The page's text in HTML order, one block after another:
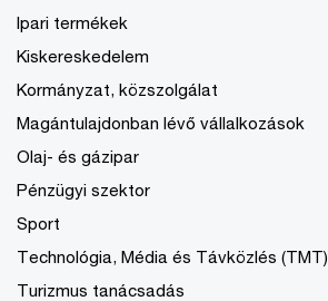
Ipari termékek
Kiskereskedelem
Kormányzat, közszolgálat
Magántulajdonban lévő vállalkozások
Olaj- és gázipar
Pénzügyi szektor
Sport
Technológia, Média és Távközlés (TMT)
Turizmus tanácsadás